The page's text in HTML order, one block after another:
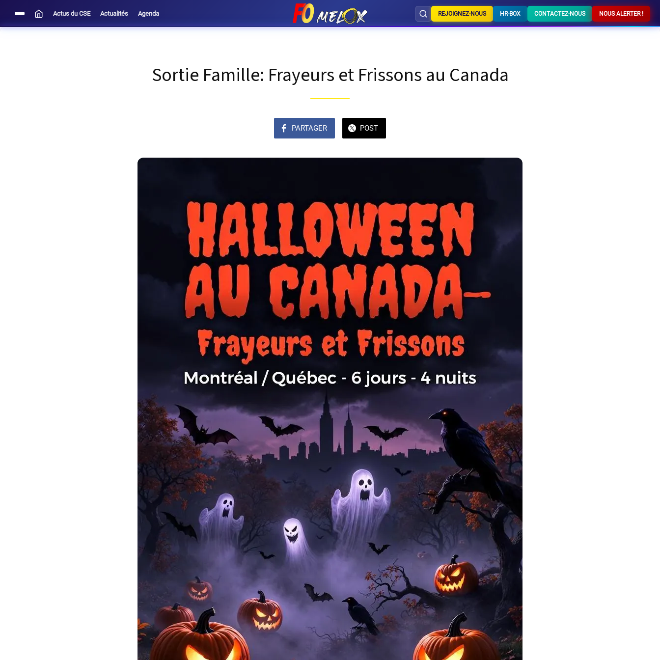
Actus du CSE Actualités Agenda REJOIGNEZ-NOUS HR-BOX CONTACTEZ-NOUS NOUS ALERTER !
Sortie Famille: Frayeurs et Frissons au Canada
PARTAGER POST